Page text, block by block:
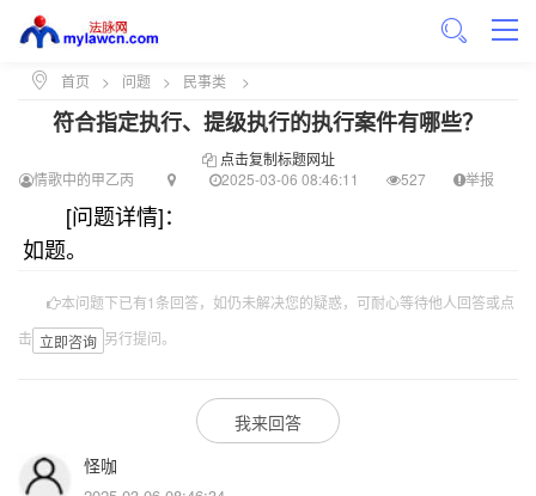
首页 > 问题 > 民事类 >
符合指定执行、提级执行的执行案件有哪些？
点击复制标题网址
情歌中的甲乙丙
2025-03-06 08:46:11 527 举报
[问题详情]：
如题。
本问题下已有1条回答，如仍未解决您的疑惑，可耐心等待他人回答或点
击 立即咨询 另行提问。
我来回答
怪咖